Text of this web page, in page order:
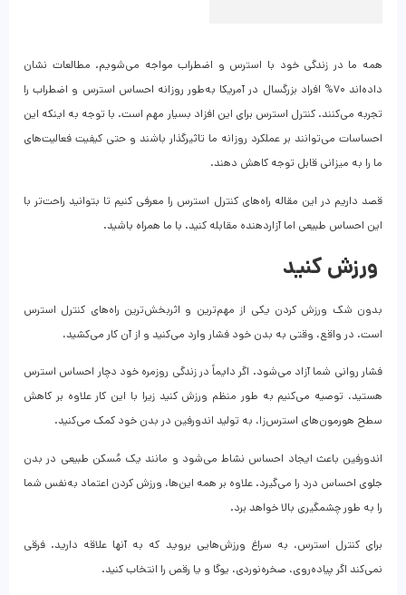
همه ما در زندگی خود با استرس و اضطراب مواجه می‌شویم. مطالعات نشان
داده‌اند ۷۰% افراد بزرگسال در آمریکا به‌طور روزانه احساس استرس و اضطراب را
تجربه می‌کنند. کنترل استرس برای این افزاد بسیار مهم است. با توجه به اینکه این
احساسات می‌توانند بر عملکرد روزانه ما تاثیرگذار باشند و حتی کیفیت فعالیت‌های
ما را به میزانی قابل توجه‌ کاهش دهند.
قصد داریم در این مقاله راه‌های کنترل استرس را معرفی کنیم تا بتوانید راحت‌تر با
این احساس طبیعی اما آزاردهنده مقابله کنید. با ما همراه باشید.
ورزش کنید
بدون شک ورزش کردن یکی از مهم‌ترین و اثربخش‌ترین راه‌های کنترل استرس
است. در واقع، وقتی به بدن خود فشار وارد می‌کنید و از آن کار می‌کشید،
فشار روانی شما آزاد می‌شود. اگر دایماً در زندگی روزمره خود دچار احساس استرس
هستید، توصیه می‌کنیم به طور منظم ورزش کنید زیرا با این کار علاوه بر کاهش
سطح هورمون‌های استرس‌زا، به تولید اندورفین در بدن خود کمک می‌کنید.
اندورفین باعث ایجاد احساس نشاط می‌شود و مانند یک مُسکن طبیعی در بدن
جلوی احساس درد را می‌گیرد. علاوه بر همه این‌ها، ورزش کردن اعتماد به‌نفس شما
را به طور چشمگیری بالا خواهد برد.
برای کنترل استرس، به سراغ ورزش‌هایی بروید که به آنها علاقه دارید. فرقی
نمی‌کند اگر پیاده‌روی، صخره‌نوردی، یوگا و یا رقص را انتخاب کنید.